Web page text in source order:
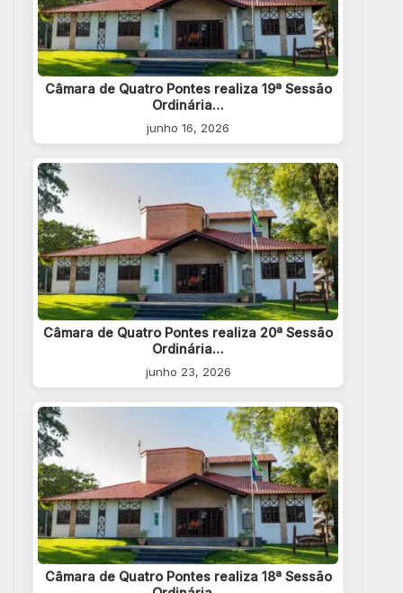
Câmara de Quatro Pontes realiza 19ª Sessão
Ordinária…
junho 16, 2026
Câmara de Quatro Pontes realiza 20ª Sessão
Ordinária…
junho 23, 2026
Câmara de Quatro Pontes realiza 18ª Sessão